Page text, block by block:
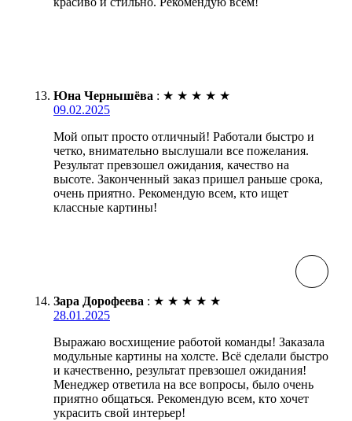
Юна Чернышёва : ★ ★ ★ ★ ★
09.02.2025
Мой опыт просто отличный! Работали быстро и
четко, внимательно выслушали все пожелания.
Результат превзошел ожидания, качество на
высоте. Законченный заказ пришел раньше срока,
очень приятно. Рекомендую всем, кто ищет
классные картины!
Зара Дорофеева : ★ ★ ★ ★ ★
28.01.2025
Выражаю восхищение работой команды! Заказала
модульные картины на холсте. Всё сделали быстро
и качественно, результат превзошел ожидания!
Менеджер ответила на все вопросы, было очень
приятно общаться. Рекомендую всем, кто хочет
украсить свой интерьер!